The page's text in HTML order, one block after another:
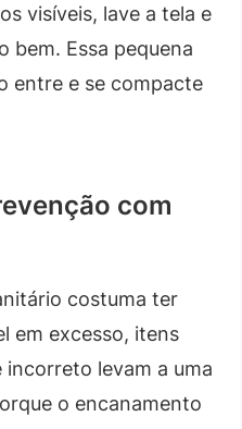
visíveis, lave a tela e
bem. Essa pequena
entre e se compacte
com
costuma ter
em excesso, itens
levam a uma
o encanamento